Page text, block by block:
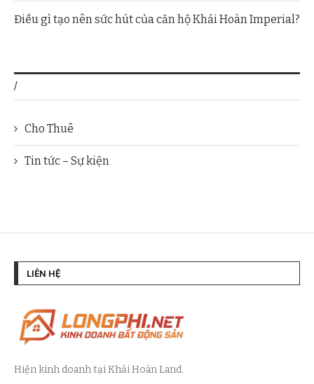
Điều gì tạo nên sức hút của căn hộ Khải Hoàn Imperial?
/
Cho Thuê
Tin tức – Sự kiện
LIÊN HỆ
Hiện kinh doanh tại Khải Hoàn Land.